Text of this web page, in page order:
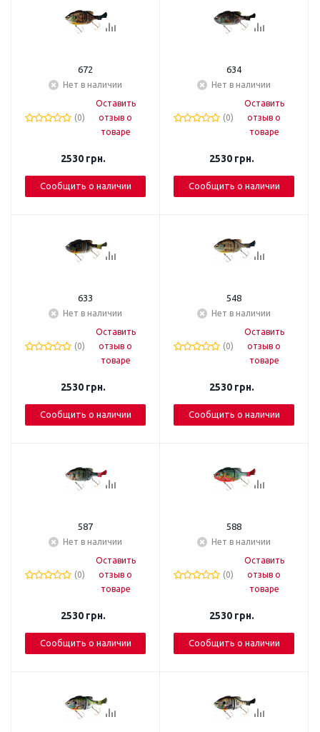
672
Нет в наличии
(0)
Оставить
отзыв о
товаре
2530грн.
Сообщить о наличии
634
Нет в наличии
(0)
Оставить
отзыв о
товаре
2530грн.
Сообщить о наличии
633
Нет в наличии
(0)
Оставить
отзыв о
товаре
2530грн.
Сообщить о наличии
548
Нет в наличии
(0)
Оставить
отзыв о
товаре
2530грн.
Сообщить о наличии
587
Нет в наличии
(0)
Оставить
отзыв о
товаре
2530грн.
Сообщить о наличии
588
Нет в наличии
(0)
Оставить
отзыв о
товаре
2530грн.
Сообщить о наличии